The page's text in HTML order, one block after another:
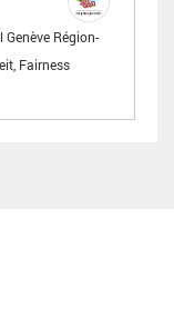
Région-
Fairness